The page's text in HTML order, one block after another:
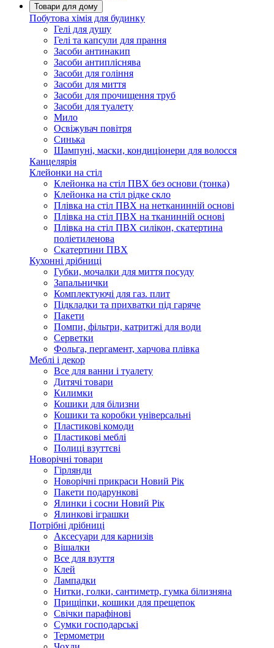
Товари для дому
Побутова хімія для будинку
Гелі для душу
Гелі та капсули для прання
Засоби антинакип
Засоби антипліснява
Засоби для гоління
Засоби для миття
Засоби для прочищення труб
Засоби для туалету
Мило
Освіжувач повітря
Синька
Шампуні, маски, кондиціонери для волосся
Канцелярія
Клейонки на стіл
Клейонка на стіл ПВХ без основи (тонка)
Клейонка на стіл рідке скло
Плівка на стіл ПВХ на нетканинній основі
Плівка на стіл ПВХ на тканинній основі
Плівка на стіл ПВХ силікон, скатертина
поліетиленова
Скатертини ПВХ
Кухонні дрібниці
Губки, мочалки для миття посуду
Запальнички
Комплектуючі для газ. плит
Підкладки та прихватки під гаряче
Пакети
Помпи, фільтри, катритжі для води
Серветки
Фольга, пергамент, харчова плівка
Меблі і декор
Все для ванни і туалету
Дитячі товари
Килимки
Кошики для білизни
Кошики та коробки універсальні
Пластикові комоди
Пластикові меблі
Полиці взуттєві
Новорічні товари
Гірлянди
Новорічні прикраси Новий Рік
Пакети подарункові
Ялинки і сосни Новий Рік
Ялинкові іграшки
Потрібні дрібниці
Аксесуари для карнизів
Вішалки
Все для взуття
Клей
Лампадки
Нитки, голки, сантиметр, гумка білизняна
Прищіпки, кошики для прещепок
Свічки парафінові
Сумки господарські
Термометри